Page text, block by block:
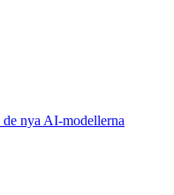
nya AI-modellerna